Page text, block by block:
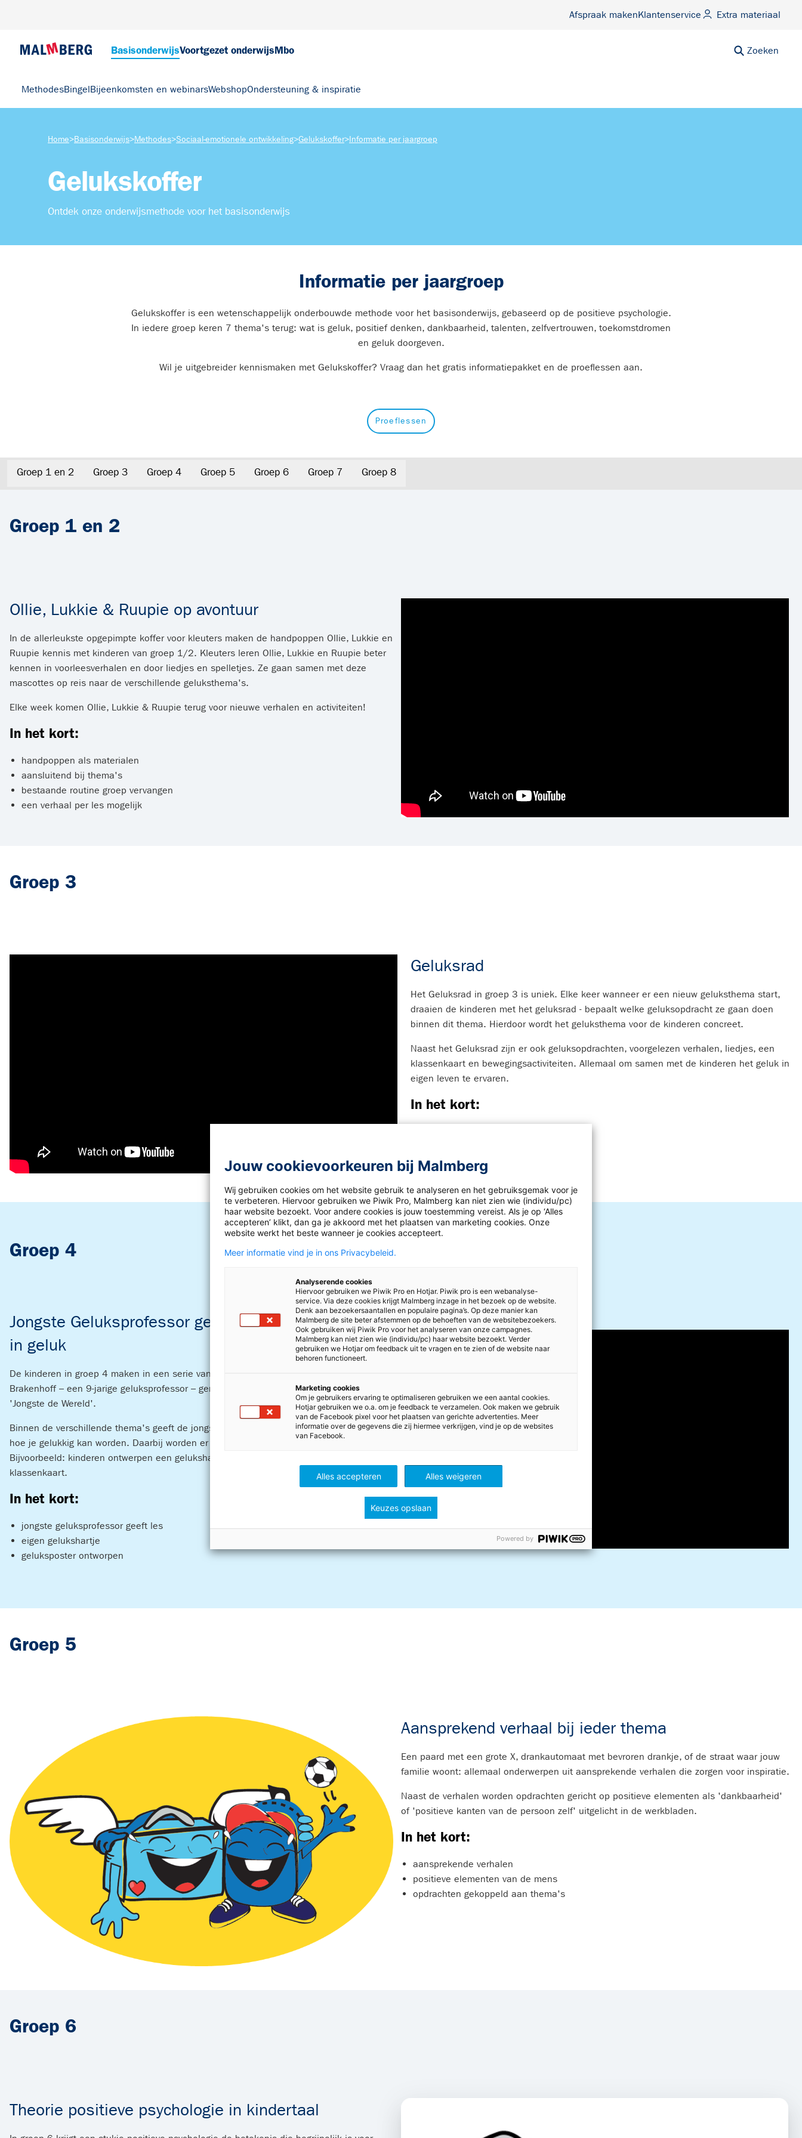
Afspraak makenKlantenservice Extra materiaal
BasisonderwijsVoortgezet onderwijsMbo Zoeken
MethodesBingelBijeenkomsten en webinarsWebshopOndersteuning & inspiratie
Home>Basisonderwijs>Methodes>Sociaal-emotionele ontwikkeling>Gelukskoffer>Informatie per jaargroep
Gelukskoffer
Ontdek onze onderwijsmethode voor het basisonderwijs
Informatie per jaargroep
Gelukskoffer is een wetenschappelijk onderbouwde methode voor het basisonderwijs, gebaseerd op de positieve psychologie.
In iedere groep keren 7 thema's terug: wat is geluk, positief denken, dankbaarheid, talenten, zelfvertrouwen, toekomstdromen
en geluk doorgeven.
Wil je uitgebreider kennismaken met Gelukskoffer? Vraag dan het gratis informatiepakket en de proeflessen aan.
Proeflessen
Groep 1 en 2 Groep 3 Groep 4 Groep 5 Groep 6 Groep 7 Groep 8
Groep 1 en 2
Ollie, Lukkie & Ruupie op avontuur
In de allerleukste opgepimpte koffer voor kleuters maken de handpoppen Ollie, Lukkie en
Ruupie kennis met kinderen van groep 1/2. Kleuters leren Ollie, Lukkie en Ruupie beter
kennen in voorleesverhalen en door liedjes en spelletjes. Ze gaan samen met deze
mascottes op reis naar de verschillende geluksthema's.
Elke week komen Ollie, Lukkie & Ruupie terug voor nieuwe verhalen en activiteiten!
In het kort:
handpoppen als materialen
aansluitend bij thema's
bestaande routine groep vervangen
een verhaal per les mogelijk
Groep 3
Geluksrad
Het Geluksrad in groep 3 is uniek. Elke keer wanneer er een nieuw geluksthema start,
draaien de kinderen met het geluksrad - bepaalt welke geluksopdracht ze gaan doen
binnen dit thema. Hierdoor wordt het geluksthema voor de kinderen concreet.
Naast het Geluksrad zijn er ook geluksopdrachten, voorgelezen verhalen, liedjes, een
klassenkaart en bewegingsactiviteiten. Allemaal om samen met de kinderen het geluk in
eigen leven te ervaren.
In het kort:
herkenbaar voor eigen leermiddel
Groep 4
Jongste Geluksprofessor geeft spelenderwijs lessen
in geluk
De kinderen in groep 4 maken in een serie van 7 gelukslessen kennis met Cees
Brakenhoff – een 9-jarige geluksprofessor – genaamd door Hans Thijs gekozen als zijn
'Jongste de Wereld'.
Binnen de verschillende thema's geeft de jongste geluksprofessor tips aan kinderen over
hoe je gelukkig kan worden. Daarbij worden er op een interactieve manier lessen gegeven.
Bijvoorbeeld: kinderen ontwerpen een gelukshart, bedenken eigen geluksopdrachten en de
klassenkaart.
In het kort:
jongste geluksprofessor geeft les
eigen gelukshartje
geluksposter ontworpen
Groep 5
Aansprekend verhaal bij ieder thema
Een paard met een grote X, drankautomaat met bevroren drankje, of de straat waar jouw
familie woont: allemaal onderwerpen uit aansprekende verhalen die zorgen voor inspiratie.
Naast de verhalen worden opdrachten gericht op positieve elementen als 'dankbaarheid'
of 'positieve kanten van de persoon zelf' uitgelicht in de werkbladen.
In het kort:
aansprekende verhalen
positieve elementen van de mens
opdrachten gekoppeld aan thema's
Groep 6
Theorie positieve psychologie in kindertaal
Jouw cookievoorkeuren bij Malmberg
Wij gebruiken cookies om het website gebruik te analyseren en het gebruiksgemak voor je
te verbeteren. Hiervoor gebruiken we Piwik Pro, Malmberg kan niet zien wie (individu/pc)
haar website bezoekt. Voor andere cookies is jouw toestemming vereist. Als je op ‘Alles
accepteren’ klikt, dan ga je akkoord met het plaatsen van marketing cookies. Onze
website werkt het beste wanneer je cookies accepteert.
Meer informatie vind je in ons Privacybeleid.
Analyserende cookies
Hiervoor gebruiken we Piwik Pro en Hotjar. Piwik pro is een webanalyse-
service. Via deze cookies krijgt Malmberg inzage in het bezoek op de website.
Denk aan bezoekersaantallen en populaire pagina’s. Op deze manier kan
Malmberg de site beter afstemmen op de behoeften van de websitebezoekers.
Ook gebruiken wij Piwik Pro voor het analyseren van onze campagnes.
Malmberg kan niet zien wie (individu/pc) haar website bezoekt. Verder
gebruiken we Hotjar om feedback uit te vragen en te zien of de website naar
behoren functioneert.
Marketing cookies
Om je gebruikers ervaring te optimaliseren gebruiken we een aantal cookies.
Hotjar gebruiken we o.a. om je feedback te verzamelen. Ook maken we gebruik
van de Facebook pixel voor het plaatsen van gerichte advertenties. Meer
informatie over de gegevens die zij hiermee verkrijgen, vind je op de websites
van Facebook.
Alles accepteren Alles weigeren
Keuzes opslaan
Powered by